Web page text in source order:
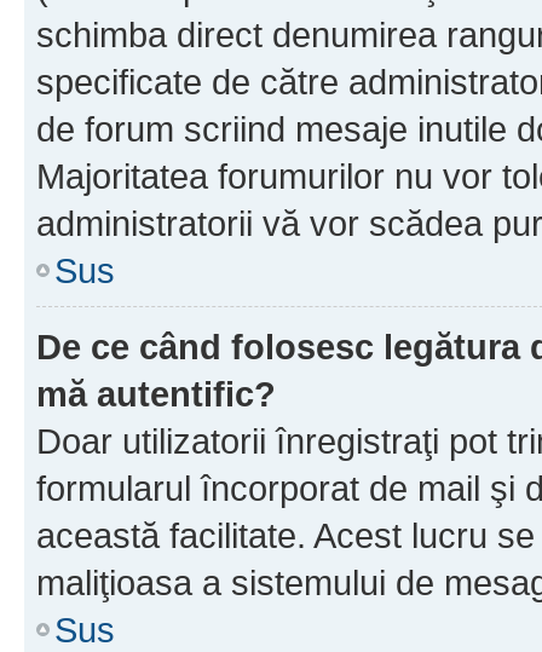
schimba direct denumirea
specificate de către
de forum scriind mesaje inutile
Majoritatea forumurilor nu vor
administratorii vă vor scădea
Sus
De ce când folosesc
mă autentific?
Doar utilizatorii înregistraţi pot
formularul încorporat de mail şi
această facilitate. Acest lucru
maliţioasa a sistemului de
Sus